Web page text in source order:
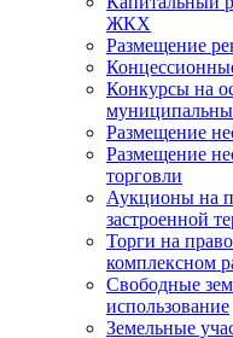
ЖКХ
Размещение
Конкурсы на
Размещение
Размещение
торговли
Аукционы на
застроенной
Торги на
комплексном
Свободные
использование
Земельные